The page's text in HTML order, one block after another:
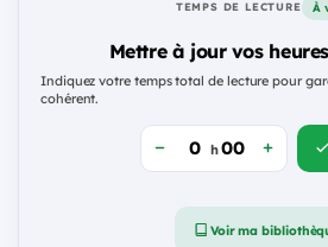
TEMPS DE LECTURE À
Mettre à jour vos
Indiquez votre temps total de lecture pour
cohérent.
h
Voir ma